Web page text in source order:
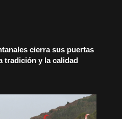
cierra sus puertas
tradición y la calidad